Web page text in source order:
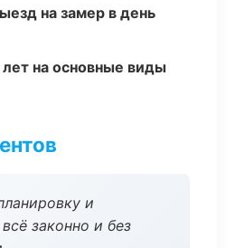
на замер в день
лет на основные виды
и
законно и без